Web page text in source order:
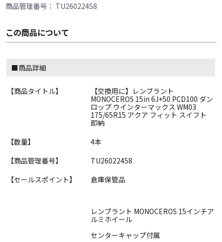
商品管理番号： TU26022458
この商品について
■商品詳細
【商品タイトル】
【交換用に】レンブラント
MONOCEROS 15in 6J+50 PCD100 ダン
ロップ ウインターマックス WM03
175/65R15 アクア フィット スイフト
即納
【数量】
4本
【商品管理番号】
TU26022458
【セールスポイント】
倉庫保管品
レンブラント MONOCEROS 15インチア
ルミホイール
センターキャップ付属